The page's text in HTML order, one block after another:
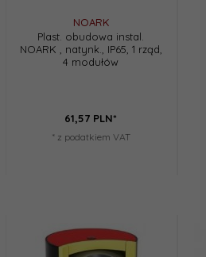
NOARK
Plast. obudowa instal.
NOARK , natynk., IP65, 1 rząd,
4 modułów
61,57 PLN*
* z podatkiem VAT